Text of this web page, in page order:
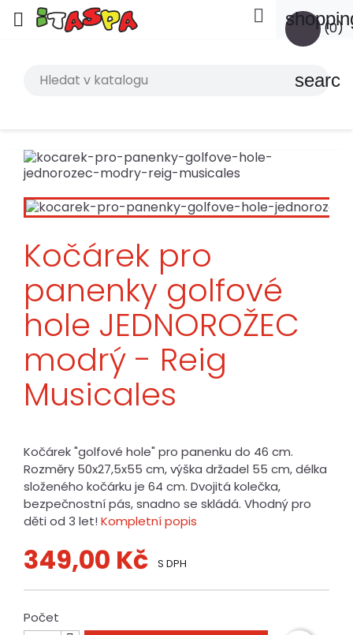
 (0)

search
Kočárek pro
panenky golfové
hole JEDNOROŽEC
modrý - Reig
Musicales
Kočárek "golfové hole" pro panenku do 46 cm.
Rozměry 50x27,5x55 cm, výška držadel 55 cm, délka
složeného kočárku je 64 cm. Dvojitá kolečka,
bezpečnostní pás, snadno se skládá. Vhodný pro
děti od 3 let! Kompletní popis
349,00 Kč S DPH
Počet